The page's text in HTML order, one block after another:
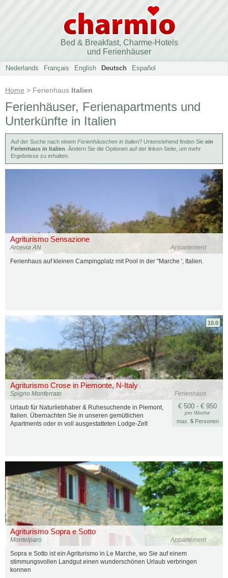
Bed & Breakfast, Charme-Hotels
und Ferienhäuser
Nederlands Français English Deutsch Español
Home > Ferienhaus Italien
Ferienhäuser, Ferienapartments und
Unterkünfte in Italien
Auf der Suche nach einem Ferienhäuschen in Italien? Untenstehend finden Sie ein
Ferienhaus in Italien . Ändern Sie die Optionen auf der linken Seite, um mehr
Ergebnisse zu erhalten.
Agriturismo Sensazione
Appartement
Arcevia AN
Ferienhaus auf kleinen Campingplatz mit Pool in der "Marche ', Italien.
Agriturismo Crose in Piemonte, N-Italy
Ferienhaus
Spigno Monferrato
10.0
€ 500 - € 950
pro Woche
max. 5Personen
Urlaub für Naturliebhaber & Ruhesuchende in Piemont,
Italien. Übernachten Sie in unseren gemütlichen
Apartments oder in voll ausgestatteten Lodge-Zelt
Agriturismo Sopra e Sotto
Appartement
Montelparo
Sopra e Sotto ist ein Agriturismo in Le Marche, wo Sie auf einem
stimmungsvollen Landgut einen wunderschönen Urlaub verbringen
konnen